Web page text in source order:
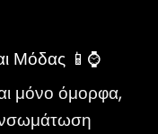
Μόδας 📱⌚
μόνο όμορφα,